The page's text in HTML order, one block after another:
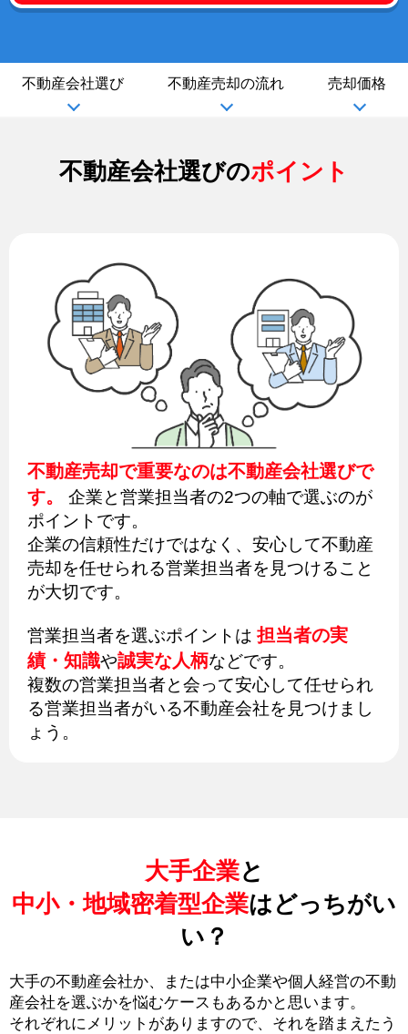
不動産会社選び 不動産売却の流れ 売却価格
不動産会社選びのポイント
不動産売却で重要なのは不動産会社選びで
す。
企業と営業担当者の2つの軸で選ぶのが
ポイントです。
企業の信頼性だけではなく、安心して不動産
売却を任せられる営業担当者を見つけること
が大切です。
営業担当者を選ぶポイントは 担当者の実
績・知識や誠実な人柄などです。
複数の営業担当者と会って安心して任せられ
る営業担当者がいる不動産会社を見つけまし
ょう。
大手企業と
中小・地域密着型企業はどっちがい
い？
大手の不動産会社か、または中小企業や個人経営の不動
産会社を選ぶかを悩むケースもあるかと思います。
それぞれにメリットがありますので、それを踏まえたう